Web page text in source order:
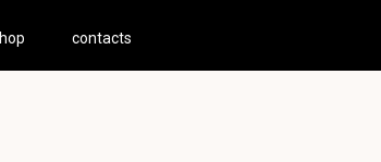
contacts